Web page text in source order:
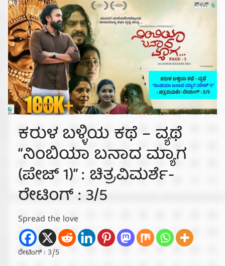
ಕರುಳ ಬಳ್ಳಿಯ ಕಥೆ – ವ್ಯಥೆ
“ನಿಂಬಿಯಾ ಬನಾದ ಮ್ಯಾಗ
(ಪೇಜ್ 1)” : ಚಿತ್ರವಿಮರ್ಶೆ-
ರೇಟಿಂಗ್ : 3/5
Spread the love
ರೇಟಿಂಗ್ : 3/5